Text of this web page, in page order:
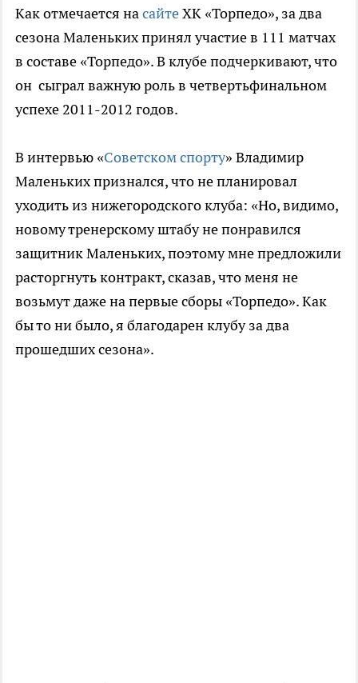
Как отмечается насайтеХК «Торпедо», за два
сезона Маленьких принял участие в 111 матчах
в составе «Торпедо». В клубе подчеркивают, что
он сыграл важную роль в четвертьфинальном
успехе 2011-2012 годов.
В интервью «Советском спорту» Владимир
Маленьких признался, что не планировал
уходить из нижегородского клуба: «Но, видимо,
новому тренерскому штабу не понравился
защитник Маленьких, поэтому мне предложили
расторгнуть контракт, сказав, что меня не
возьмут даже на первые сборы «Торпедо». Как
бы то ни было, я благодарен клубу за два
прошедших сезона».